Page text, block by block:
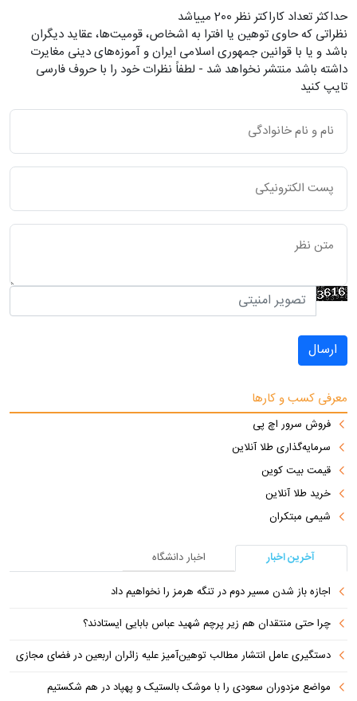
حداکثر تعداد کاراکتر نظر 200 ميياشد
نظراتی که حاوی توهین یا افترا به اشخاص، قومیت‌ها، عقاید دیگران
باشد و یا با قوانین جمهوری اسلامی ایران و آموزه‌های دینی مغایرت
داشته باشد منتشر نخواهد شد - لطفاً نظرات خود را با حروف فارسی
تایپ کنید
ارسال
معرفی کسب و کارها
فروش سرور اچ پی
سرمایه‌گذاری طلا آنلاین
قیمت بیت کوین
خرید طلا آنلاین
شیمی مبتکران
آخرین اخبار
اخبار دانشگاه
اجازه باز شدن مسیر دوم در تنگه هرمز را نخواهیم داد
چرا حتی منتقدان هم زیر پرچم شهید عباس بابایی ایستادند؟
دستگیری عامل انتشار مطالب توهین‌آمیز علیه زائران اربعین در فضای مجازی
مواضع مزدوران سعودی را با موشک بالستیک و پهپاد در هم شکستیم